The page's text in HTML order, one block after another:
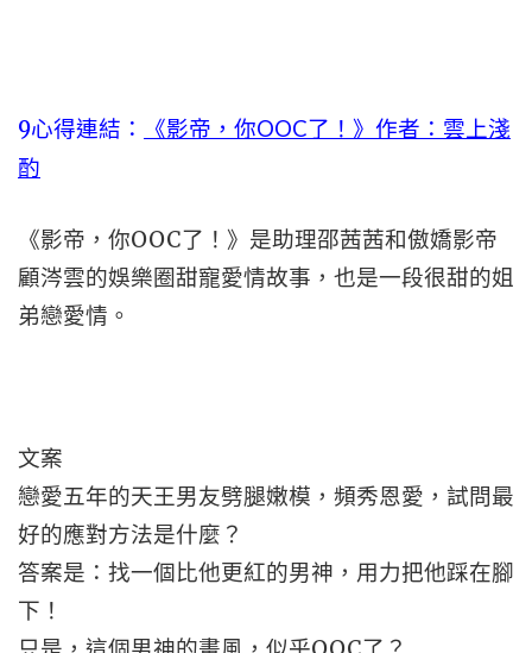
9心得連結：
《影帝，你OOC了！》作者：雲上淺
酌
《影帝，你OOC了！》是助理邵茜茜和傲嬌影帝
顧涔雲的娛樂圈甜寵愛情故事，也是一段很甜的姐
弟戀愛情。
文案
戀愛五年的天王男友劈腿嫩模，頻秀恩愛，試問最
好的應對方法是什麼？
答案是：找一個比他更紅的男神，用力把他踩在腳
下！